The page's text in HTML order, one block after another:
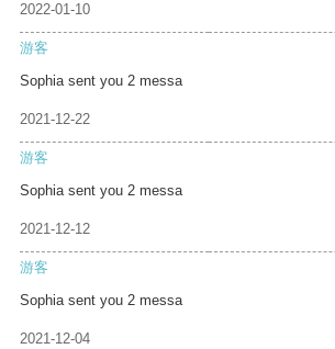
2022-01-10
游客
Sophia sent you 2 messa
2021-12-22
游客
Sophia sent you 2 messa
2021-12-12
游客
Sophia sent you 2 messa
2021-12-04